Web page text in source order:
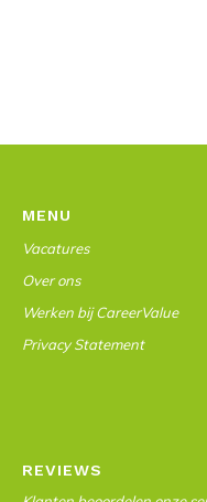
MENU
Vacatures
Over ons
Werken bij CareerValue
Privacy Statement
REVIEWS